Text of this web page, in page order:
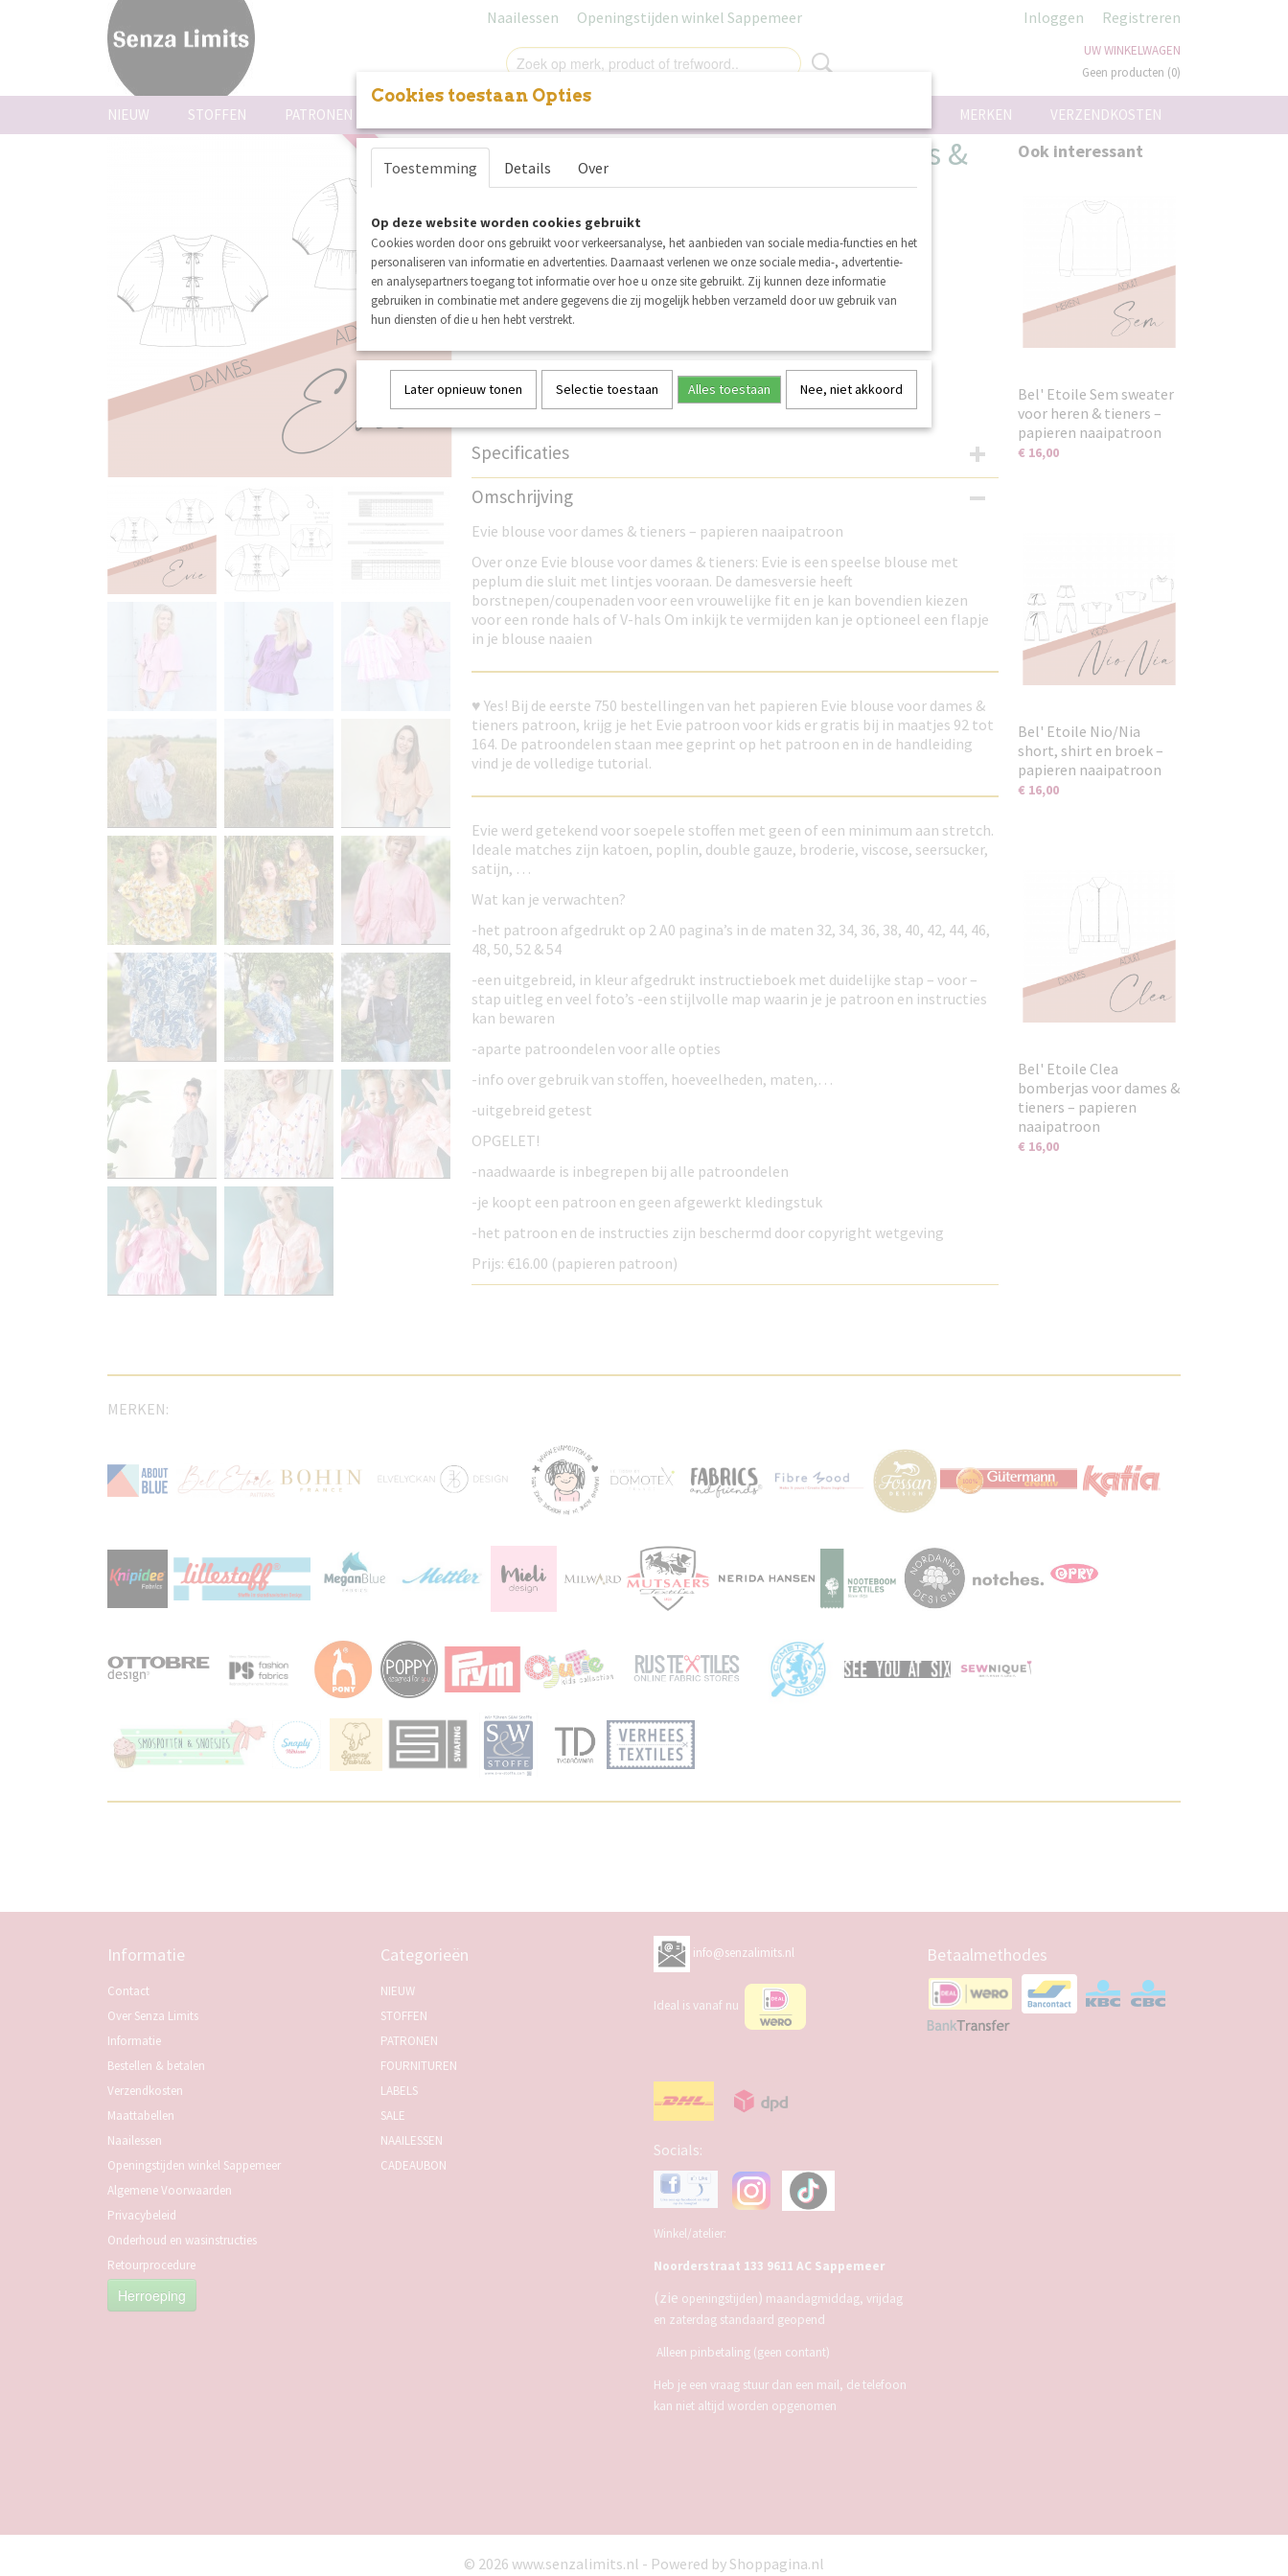
Naailessen Openingstijden winkel Sappemeer Inloggen Registreren
UW WINKELWAGEN
Geen producten (0)
VERZENDKOSTEN
MERKEN
NIEUW STOFFEN PATRONEN
nieuw
Bel' Etoile Evie blouse voor dames &
tieners – papieren naaipatroon
€ 16,00 (inclusief btw 9%)
✓Op voorraad
Aantal
IN WINKELWAGEN
Specificaties
Productcode
Omschrijving
Evie blouse voor dames & tieners – papieren naaipatroon
Over onze Evie blouse voor dames & tieners: Evie is een speelse blouse met
peplum die sluit met lintjes vooraan. De damesversie heeft
borstnepen/coupenaden voor een vrouwelijke fit en je kan bovendien kiezen
voor een ronde hals of V-hals Om inkijk te vermijden kan je optioneel een flapje
in je blouse naaien
♥ Yes! Bij de eerste 750 bestellingen van het papieren Evie blouse voor dames &
tieners patroon, krijg je het Evie patroon voor kids er gratis bij in maatjes 92 tot
164. De patroondelen staan mee geprint op het patroon en in de handleiding
vind je de volledige tutorial.
Evie werd getekend voor soepele stoffen met geen of een minimum aan stretch.
Ideale matches zijn katoen, poplin, double gauze, broderie, viscose, seersucker,
satijn, …
Wat kan je verwachten?
-het patroon afgedrukt op 2 A0 pagina’s in de maten 32, 34, 36, 38, 40, 42, 44, 46,
48, 50, 52 & 54
-een uitgebreid, in kleur afgedrukt instructieboek met duidelijke stap – voor –
stap uitleg en veel foto’s -een stijlvolle map waarin je je patroon en instructies
kan bewaren
-aparte patroondelen voor alle opties
-info over gebruik van stoffen, hoeveelheden, maten,…
-uitgebreid getest
OPGELET!
-naadwaarde is inbegrepen bij alle patroondelen
-je koopt een patroon en geen afgewerkt kledingstuk
-het patroon en de instructies zijn beschermd door copyright wetgeving
Prijs: €16.00 (papieren patroon)
Ook interessant
Bel' Etoile Sem sweater
voor heren & tieners –
papieren naaipatroon
€ 16,00
Bel' Etoile Nio/Nia
short, shirt en broek –
papieren naaipatroon
€ 16,00
Bel' Etoile Clea
bomberjas voor dames &
tieners – papieren
naaipatroon
€ 16,00
MERKEN:
Informatie
Contact
Over Senza Limits
Informatie
Bestellen & betalen
Verzendkosten
Maattabellen
Naailessen
Openingstijden winkel Sappemeer
Algemene Voorwaarden
Privacybeleid
Onderhoud en wasinstructies
Retourprocedure
Herroeping
Categorieën
NIEUW
STOFFEN
PATRONEN
FOURNITUREN
LABELS
SALE
NAAILESSEN
CADEAUBON
info@senzalimits.nl
Ideal is vanaf nu
Socials:
Winkel/atelier:
Noorderstraat 133 9611 AC Sappemeer
(zie openingstijden) maandagmiddag, vrijdag
en zaterdag standaard geopend
Alleen pinbetaling (geen contant)
Heb je een vraag stuur dan een mail, de telefoon
kan niet altijd worden opgenomen
Betaalmethodes
© 2026 www.senzalimits.nl - Powered by Shoppagina.nl
Cookies toestaan Opties
Toestemming Details Over
Op deze website worden cookies gebruikt
Cookies worden door ons gebruikt voor verkeersanalyse, het aanbieden van sociale media-functies en het
personaliseren van informatie en advertenties. Daarnaast verlenen we onze sociale media-, advertentie-
en analysepartners toegang tot informatie over hoe u onze site gebruikt. Zij kunnen deze informatie
gebruiken in combinatie met andere gegevens die zij mogelijk hebben verzameld door uw gebruik van
hun diensten of die u hen hebt verstrekt.
Later opnieuw tonen Selectie toestaan Alles toestaan Nee, niet akkoord